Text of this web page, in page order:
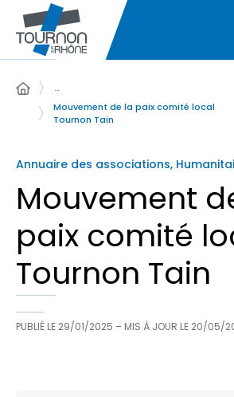
…
Mouvement de la paix comité local
Tournon Tain
Annuaire des associations,
Mouvement
paix comité
Tournon Tain
PUBLIÉ LE 29/01/2025 – MIS À JOUR LE 20/05/